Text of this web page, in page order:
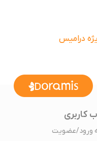
درامیس
کاربری
ورود/عضویت